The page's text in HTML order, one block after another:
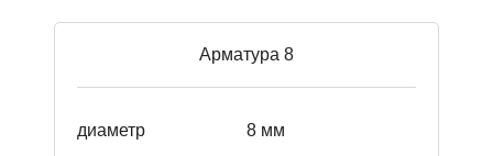
Арматура 8
диаметр 8 мм